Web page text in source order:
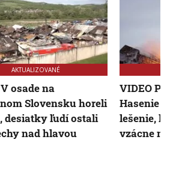
AKTUALIZOVANÉ
osade na
Slovensku horeli
desiatky ľudí ostali
nad hlavou
VIDEO
Hasenie
lešenie,
vzácne